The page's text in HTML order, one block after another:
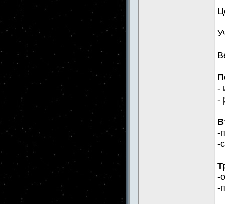
-
-
-
-
-
-